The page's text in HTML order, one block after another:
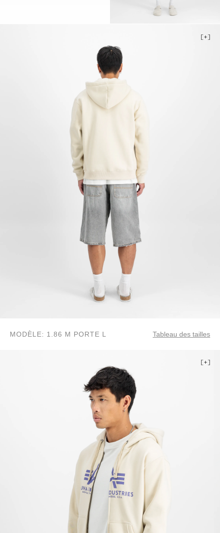
MODÈLE: 1.86 M PORTE L Tableau des tailles